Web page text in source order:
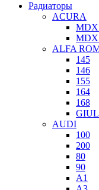
Радиаторы
ACURA
MDX
MDX
ALFA
145
146
155
164
168
AUDI
100
200
80
90
A1